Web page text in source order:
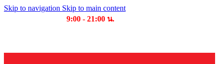
Skip to navigation Skip to main content
9:00 - 21:00 น.